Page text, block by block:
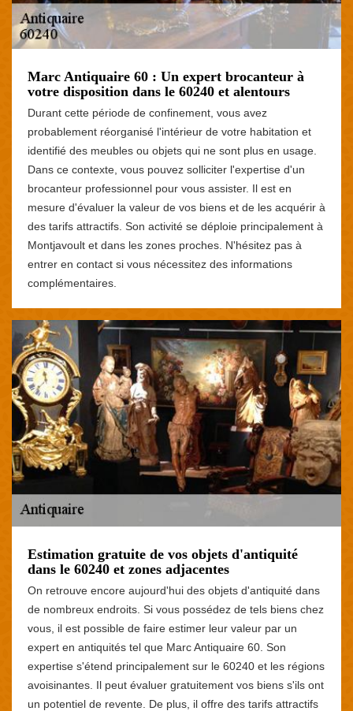
Marc Antiquaire 60 : Un expert brocanteur à
votre disposition dans le 60240 et alentours
Durant cette période de confinement, vous avez
probablement réorganisé l'intérieur de votre habitation et
identifié des meubles ou objets qui ne sont plus en usage.
Dans ce contexte, vous pouvez solliciter l'expertise d'un
brocanteur professionnel pour vous assister. Il est en
mesure d'évaluer la valeur de vos biens et de les acquérir à
des tarifs attractifs. Son activité se déploie principalement à
Montjavoult et dans les zones proches. N'hésitez pas à
entrer en contact si vous nécessitez des informations
complémentaires.
Estimation gratuite de vos objets d'antiquité
dans le 60240 et zones adjacentes
On retrouve encore aujourd'hui des objets d'antiquité dans
de nombreux endroits. Si vous possédez de tels biens chez
vous, il est possible de faire estimer leur valeur par un
expert en antiquités tel que Marc Antiquaire 60. Son
expertise s'étend principalement sur le 60240 et les régions
avoisinantes. Il peut évaluer gratuitement vos biens s'ils ont
un potentiel de revente. De plus, il offre des tarifs attractifs